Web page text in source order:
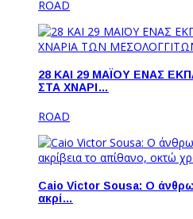
ROAD
28 ΚΑΙ 29 ΜΑΪΟΥ ΕΝΑΣ
ΣΤΑ ΧΝΑΡΙ…
ROAD
Caio Victor Sousa: O
ακρί…